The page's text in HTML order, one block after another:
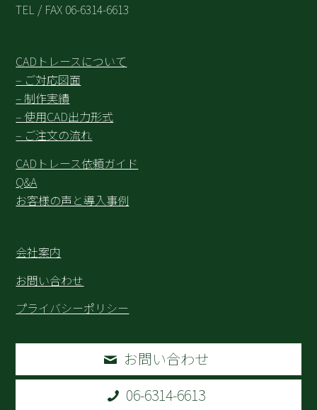
TEL / FAX 06-6314-6613
CADトレースについて
– ご対応図面
– 制作実績
– 使用CAD出力形式
– ご注文の流れ
CADトレース依頼ガイド
Q&A
お客様の声と導入事例
会社案内
お問い合わせ
プライバシーポリシー
お問い合わせ
06-6314-6613